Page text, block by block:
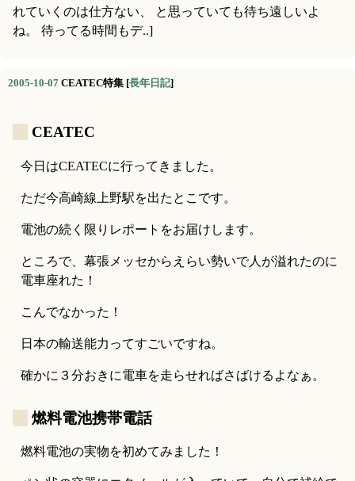
れていくのは仕方ない、 と思っていても待ち遠しいよ
ね。 待ってる時間もデ..]
2005-10-07 CEATEC特集 [長年日記]
CEATEC
今日はCEATECに行ってきました。
ただ今高崎線上野駅を出たとこです。
電池の続く限りレポートをお届けします。
ところで、幕張メッセからえらい勢いで人が溢れたのに
電車座れた！
こんでなかった！
日本の輸送能力ってすごいですね。
確かに３分おきに電車を走らせればさばけるよなぁ。
燃料電池携帯電話
燃料電池の実物を初めてみました！